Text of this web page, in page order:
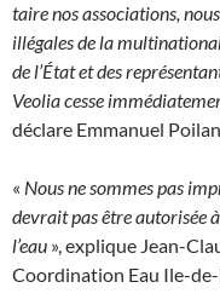
taire nos associations,
illégales de la
de l’État et des
Veolia cesse
déclare Emmanuel
« Nous ne sommes pas
devrait pas être autorisée
l’eau », explique Jean-
Coordination Eau Ile-